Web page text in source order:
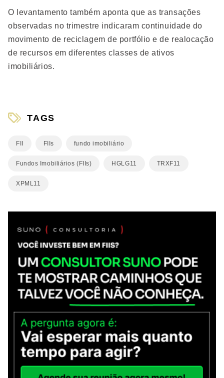
O levantamento também aponta que as transações
observadas no trimestre indicaram continuidade do
movimento de reciclagem de portfólio e de realocação
de recursos em diferentes classes de ativos
imobiliários.
TAGS
FII FIIs fundo imobiliário
Fundos Imobiliários (FIIs) HGLG11 TRXF11
XPML11